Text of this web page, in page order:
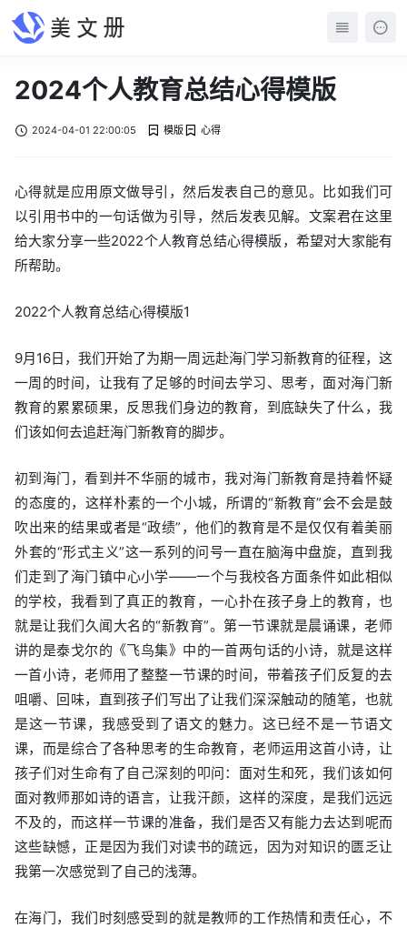
2024个人教育总结心得模版
2024-04-01 22:00:05 模版 心得
心得就是应用原文做导引，然后发表自己的意见。比如我们可
以引用书中的一句话做为引导，然后发表见解。文案君在这里
给大家分享一些2022个人教育总结心得模版，希望对大家能有
所帮助。
2022个人教育总结心得模版1
9月16日，我们开始了为期一周远赴海门学习新教育的征程，这
一周的时间，让我有了足够的时间去学习、思考，面对海门新
教育的累累硕果，反思我们身边的教育，到底缺失了什么，我
们该如何去追赶海门新教育的脚步。
初到海门，看到并不华丽的城市，我对海门新教育是持着怀疑
的态度的，这样朴素的一个小城，所谓的“新教育”会不会是鼓
吹出来的结果或者是“政绩”，他们的教育是不是仅仅有着美丽
外套的“形式主义”这一系列的问号一直在脑海中盘旋，直到我
们走到了海门镇中心小学——一个与我校各方面条件如此相似
的学校，我看到了真正的教育，一心扑在孩子身上的教育，也
就是让我们久闻大名的“新教育”。第一节课就是晨诵课，老师
讲的是泰戈尔的《飞鸟集》中的一首两句话的小诗，就是这样
一首小诗，老师用了整整一节课的时间，带着孩子们反复的去
咀嚼、回味，直到孩子们写出了让我们深深触动的随笔，也就
是这一节课，我感受到了语文的魅力。这已经不是一节语文
课，而是综合了各种思考的生命教育，老师运用这首小诗，让
孩子们对生命有了自己深刻的叩问：面对生和死，我们该如何
面对教师那如诗的语言，让我汗颜，这样的深度，是我们远远
不及的，而这样一节课的准备，我们是否又有能力去达到呢而
这些缺憾，正是因为我们对读书的疏远，因为对知识的匮乏让
我第一次感觉到了自己的浅薄。
在海门，我们时刻感受到的就是教师的工作热情和责任心，不